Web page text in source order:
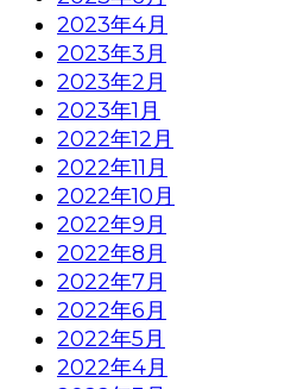
2023年4月
2023年3月
2023年2月
2023年1月
2022年12月
2022年11月
2022年10月
2022年9月
2022年8月
2022年7月
2022年6月
2022年5月
2022年4月